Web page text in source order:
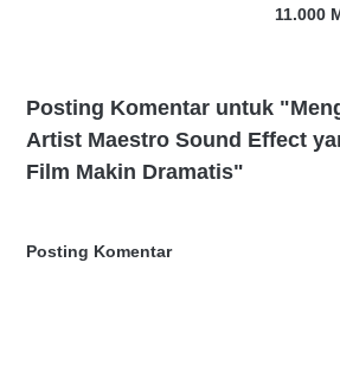
11.000
Posting Komentar untuk
Artist Maestro Sound Effect
Film Makin Dramatis"
Posting Komentar